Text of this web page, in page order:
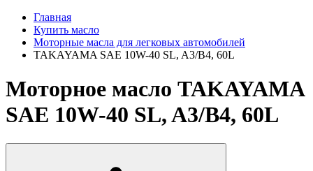
Главная
Купить масло
Моторные масла для легковых автомобилей
TAKAYAMA SAE 10W-40 SL, A3/B4, 60L
Моторное масло TAKAYAMA
SAE 10W-40 SL, A3/B4, 60L